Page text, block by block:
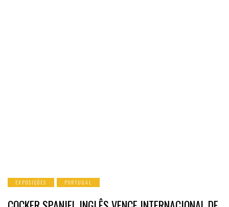
EXPOSIÇÕES PORTUGAL